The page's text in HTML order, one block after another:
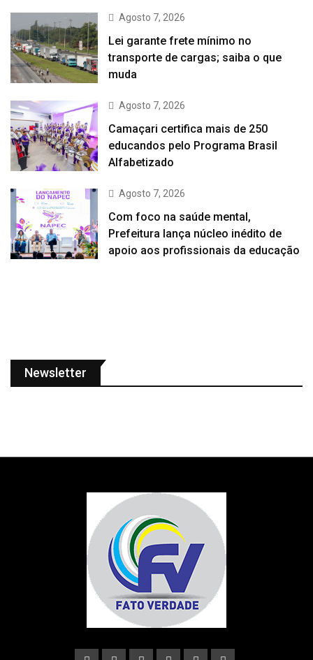
Agosto 7, 2026
Lei garante frete mínimo no
transporte de cargas; saiba o que
muda
Agosto 7, 2026
Camaçari certifica mais de 250
educandos pelo Programa Brasil
Alfabetizado
Agosto 7, 2026
Com foco na saúde mental,
Prefeitura lança núcleo inédito de
apoio aos profissionais da educação
Newsletter